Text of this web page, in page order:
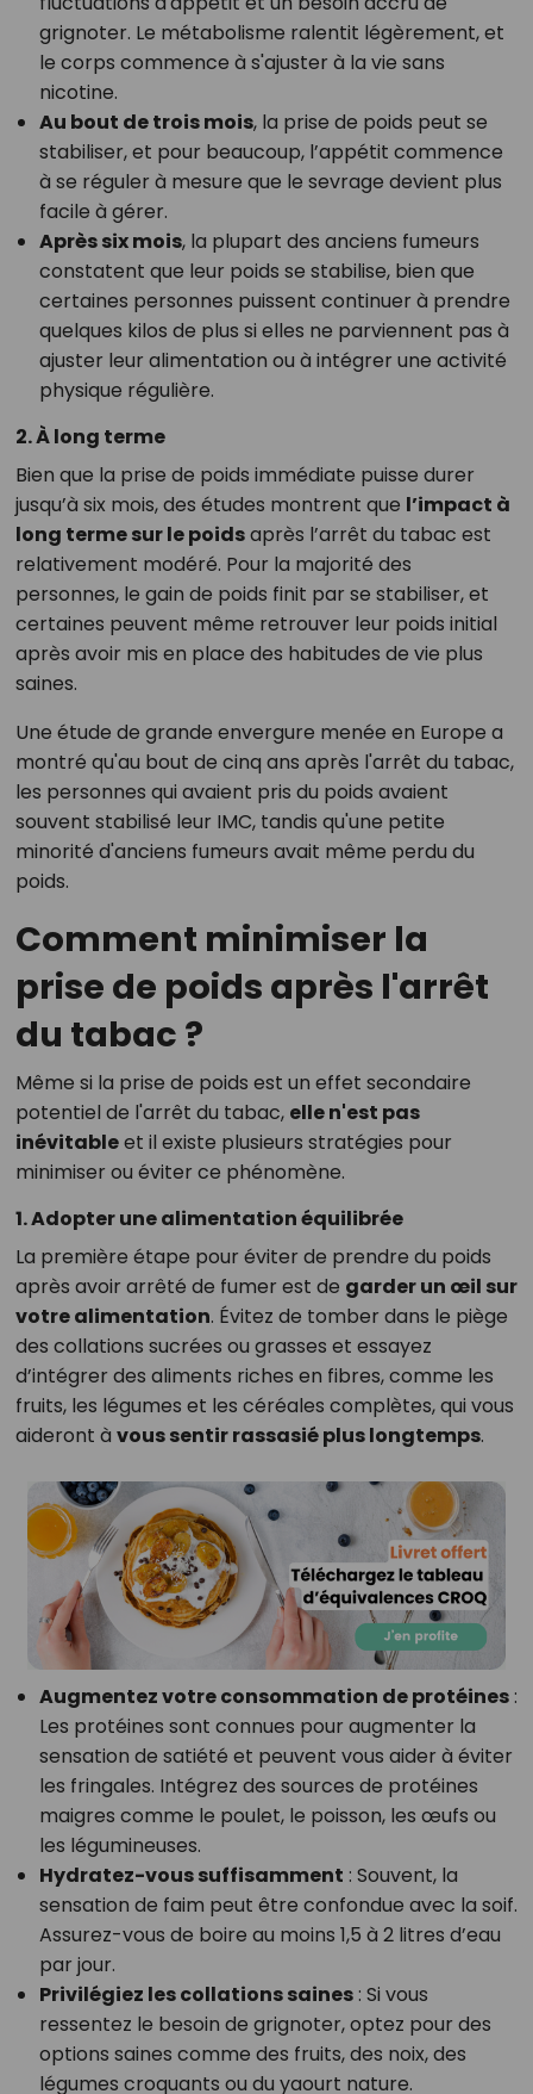
grignoter. Le métabolisme ralentit légèrement, et
le corps commence à s'ajuster à la vie sans
nicotine.
Au bout de trois mois, la prise de poids peut se
stabiliser, et pour beaucoup, l’appétit commence
à se réguler à mesure que le sevrage devient plus
facile à gérer.
Après six mois, la plupart des anciens fumeurs
constatent que leur poids se stabilise, bien que
certaines personnes puissent continuer à prendre
quelques kilos de plus si elles ne parviennent pas à
ajuster leur alimentation ou à intégrer une activité
physique régulière.
2. À long terme
Bien que la prise de poids immédiate puisse durer
jusqu’à six mois, des études montrent que l’impact à
long terme sur le poidsaprès l’arrêt du tabac est
relativement modéré. Pour la majorité des
personnes, le gain de poids finit par se stabiliser, et
certaines peuvent même retrouver leur poids initial
après avoir mis en place des habitudes de vie plus
saines.
Une étude de grande envergure menée en Europe a
montré qu'au bout de cinq ans après l'arrêt du tabac,
les personnes qui avaient pris du poids avaient
souvent stabilisé leur IMC, tandis qu'une petite
minorité d'anciens fumeurs avait même perdu du
poids.
Comment minimiser la
prise de poids après l'arrêt
du tabac ?
Même si la prise de poids est un effet secondaire
potentiel de l'arrêt du tabac, elle n'est pas
inévitableet il existe plusieurs stratégies pour
minimiser ou éviter ce phénomène.
1. Adopter une alimentation équilibrée
La première étape pour éviter de prendre du poids
après avoir arrêté de fumer est de garder un œil sur
votre alimentation. Évitez de tomber dans le piège
des collations sucrées ou grasses et essayez
d’intégrer des aliments riches en fibres, comme les
fruits, les légumes et les céréales complètes, qui vous
aideront à vous sentir rassasié plus longtemps.
Augmentez votre consommation de protéines:
Les protéines sont connues pour augmenter la
sensation de satiété et peuvent vous aider à éviter
les fringales. Intégrez des sources de protéines
maigres comme le poulet, le poisson, les œufs ou
les légumineuses.
Hydratez-vous suffisamment : Souvent, la
sensation de faim peut être confondue avec la soif.
Assurez-vous de boire au moins 1,5 à 2 litres d’eau
par jour.
Privilégiez les collations saines: Si vous
ressentez le besoin de grignoter, optez pour des
options saines comme des fruits, des noix, des
légumes croquants ou du yaourt nature.